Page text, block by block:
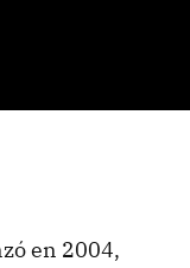
en 2004,